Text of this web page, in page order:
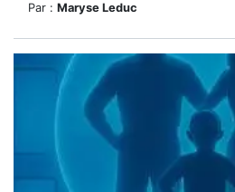
Par : Maryse Leduc